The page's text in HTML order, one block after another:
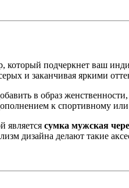
который подчеркнет ваш
и заканчивая яркими
в образ
к спортивному или
является сумка мужская
дизайна делают такие